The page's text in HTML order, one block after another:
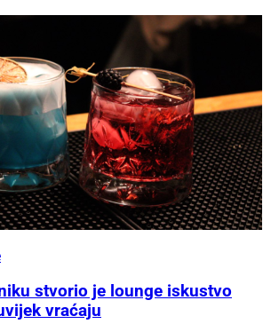
stvorio je lounge iskustvo
vraćaju